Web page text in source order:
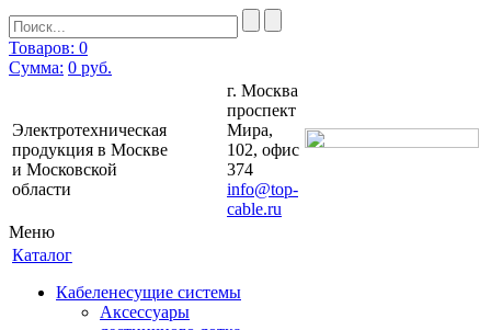
Товаров: 0
Сумма: 0 руб.
Электротехническая
продукция в Москве
и Московской
области
г. Москва
проспект
Мира,
102, офис
374
info@top-
cable.ru
Меню
Каталог
Кабеленесущие системы
Аксессуары